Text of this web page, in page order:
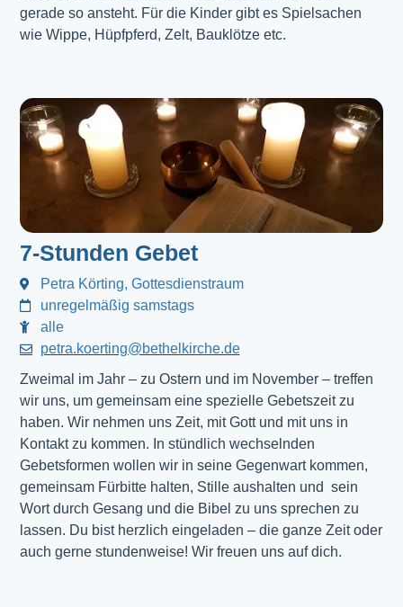
gerade so ansteht. Für die Kinder gibt es Spielsachen
wie Wippe, Hüpfpferd, Zelt, Bauklötze etc.
7-Stunden Gebet
Petra Körting, Gottesdienstraum
unregelmäßig samstags
alle
petra.koerting@bethelkirche.de
Zweimal im Jahr – zu Ostern und im November – treffen
wir uns, um gemeinsam eine spezielle Gebetszeit zu
haben. Wir nehmen uns Zeit, mit Gott und mit uns in
Kontakt zu kommen. In stündlich wechselnden
Gebetsformen wollen wir in seine Gegenwart kommen,
gemeinsam Fürbitte halten, Stille aushalten und sein
Wort durch Gesang und die Bibel zu uns sprechen zu
lassen. Du bist herzlich eingeladen – die ganze Zeit oder
auch gerne stundenweise! Wir freuen uns auf dich.